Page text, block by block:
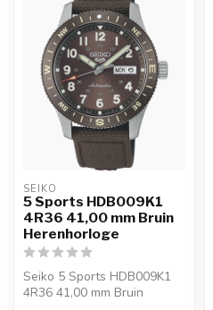
SEIKO
5 Sports HDB009K1
4R36 41,00 mm Bruin
Herenhorloge
Seiko 5 Sports HDB009K1
4R36 41,00 mm Bruin